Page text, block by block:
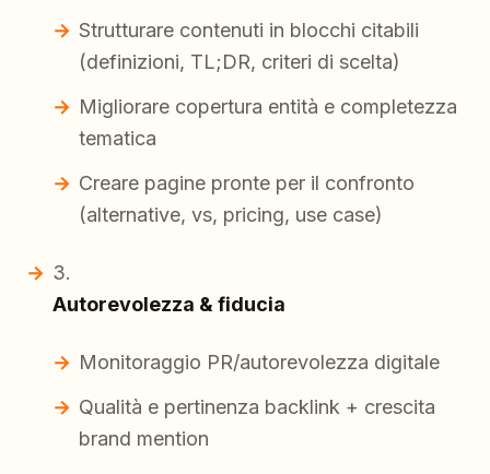
Strutturare contenuti in blocchi citabili
(definizioni, TL;DR, criteri di scelta)
Migliorare copertura entità e completezza
tematica
Creare pagine pronte per il confronto
(alternative, vs, pricing, use case)
Autorevolezza & fiducia
Monitoraggio PR/autorevolezza digitale
Qualità e pertinenza backlink + crescita
brand mention